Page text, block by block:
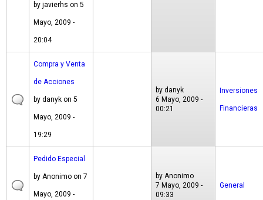
by javierhs on 5
Mayo, 2009 -
20:04
Compra y Venta
de Acciones
by danyk on 5
Mayo, 2009 -
19:29
by danyk
6 Mayo, 2009 -
00:21
Inversiones
Financieras
Pedido Especial
by Anonimo on 7
Mayo, 2009 -
by Anonimo
7 Mayo, 2009 -
09:33
General